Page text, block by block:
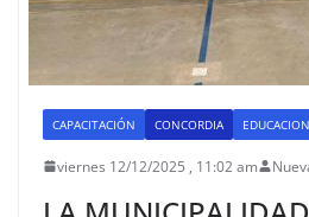
CAPACITACIÓN CONCORDIA EDUCACION
viernes 12/12/2025 , 11:02 am